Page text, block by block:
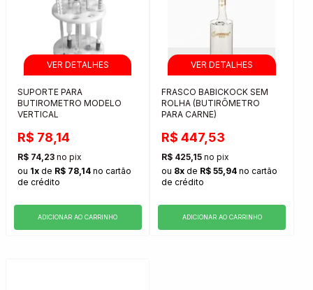
SUPORTE PARA
BUTIROMETRO MODELO
VERTICAL
R$ 78,14
R$ 74,23 no pix
ou 1x de R$ 78,14 no cartão
de crédito
ADICIONAR AO CARRINHO
FRASCO BABICKOCK SEM
ROLHA (BUTIRÔMETRO
PARA CARNE)
R$ 447,53
R$ 425,15 no pix
ou 8x de R$ 55,94 no cartão
de crédito
ADICIONAR AO CARRINHO